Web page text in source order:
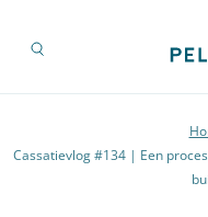
Cassatievlog #134 | Een